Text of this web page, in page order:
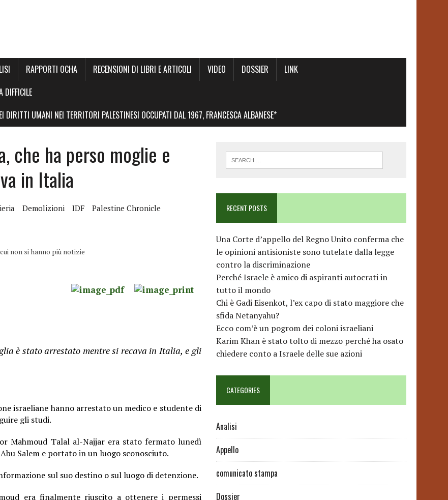
RAPPORTI OCHA RECENSIONI DI LIBRI E ARTICOLI VIDEO DOSSIER
LINK
DIFFICILE
DIRITTI UMANI NEI TERRITORI PALESTINESI OCCUPATI DAL 1967, FRANCESCA ALBANESE*
che ha perso moglie e
in Italia
Demolizioni IDF
Palestine Chronicle
non si hanno più notizie
è stato arrestato mentre si recava in Italia, e gli
israeliane hanno arrestato un medico e studente di
gli studi.
Mahmoud Talal al-Najjar era stato fermato lunedì
Salem e portato in un luogo sconosciuto.
sul suo destino o sul luogo di detenzione.
era finalmente riuscito a ottenere i permessi
RECENT POSTS
Una Corte d’appello del Regno Unito conferma che
le opinioni antisioniste sono tutelate dalla legge
contro la discriminazione
Perché Israele è amico di aspiranti autocrati in
tutto il mondo
Chi è Gadi Eisenkot, l’ex capo di stato maggiore che
sfida Netanyahu?
Ecco com’è un pogrom dei coloni israeliani
Karim Khan è stato tolto di mezzo perché ha osato
chiedere conto a Israele delle sue azioni
CATEGORIES
Analisi
Appello
comunicato stampa
Dossier